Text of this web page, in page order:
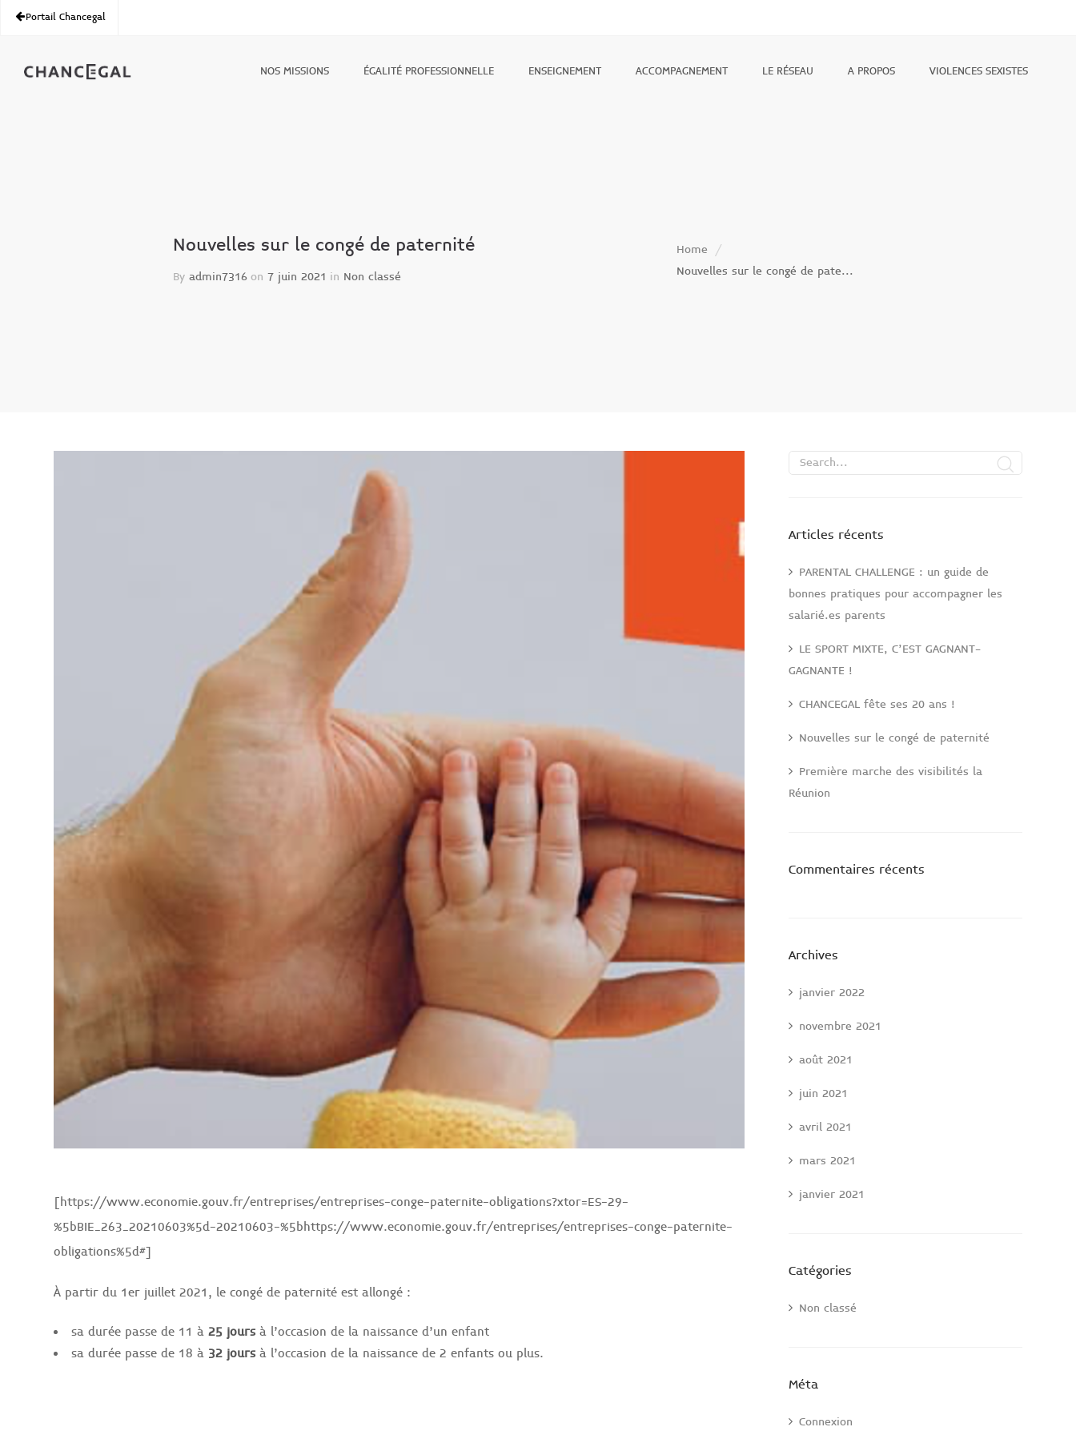
Portail Chancegal
NOS MISSIONS ÉGALITÉ PROFESSIONNELLE ENSEIGNEMENT ACCOMPAGNEMENT LE RÉSEAU A PROPOS VIOLENCES SEXISTES
Nouvelles sur le congé de paternité
By admin7316 on 7 juin 2021 in Non classé
Home
Nouvelles sur le congé de pate...
[https://www.economie.gouv.fr/entreprises/entreprises-conge-paternite-obligations?xtor=ES-29-
%5bBIE_263_20210603%5d-20210603-%5bhttps://www.economie.gouv.fr/entreprises/entreprises-conge-paternite-
obligations%5d#]
À partir du 1er juillet 2021, le congé de paternité est allongé :
sa durée passe de 11 à 25 jours à l’occasion de la naissance d’un enfant
sa durée passe de 18 à 32 jours à l’occasion de la naissance de 2 enfants ou plus.
Articles récents
PARENTAL CHALLENGE : un guide de
bonnes pratiques pour accompagner les
salarié.es parents
LE SPORT MIXTE, C’EST GAGNANT-
GAGNANTE !
CHANCEGAL fête ses 20 ans !
Nouvelles sur le congé de paternité
Première marche des visibilités la
Réunion
Commentaires récents
Archives
janvier 2022
novembre 2021
août 2021
juin 2021
avril 2021
mars 2021
janvier 2021
Catégories
Non classé
Méta
Connexion